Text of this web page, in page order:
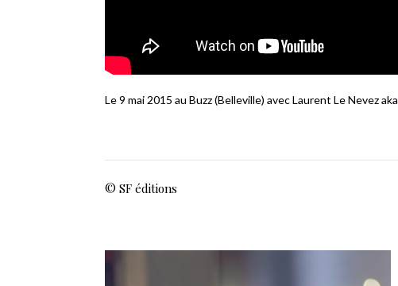
Le 9 mai 2015 au Buzz (Belleville) avec Laurent Le Nevez aka
© SF éditions